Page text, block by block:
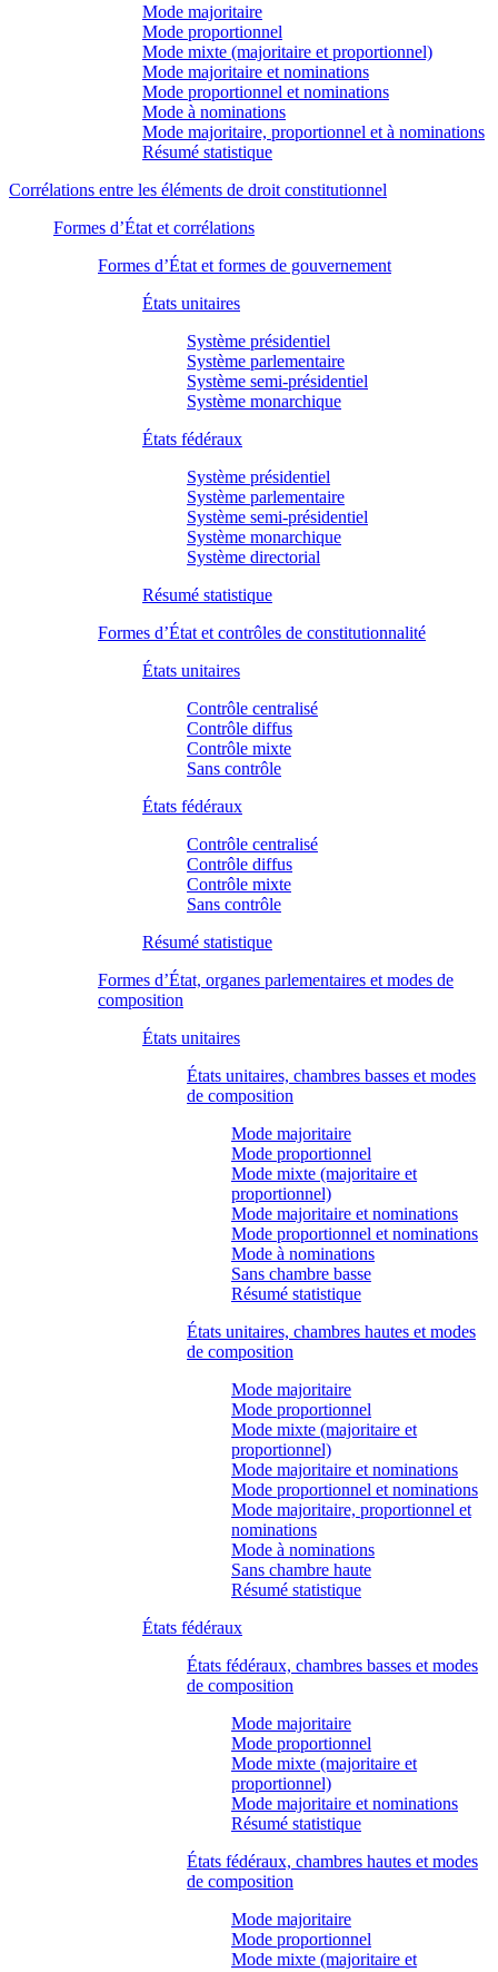
Mode majoritaire
Mode proportionnel
Mode mixte (majoritaire et proportionnel)
Mode majoritaire et nominations
Mode proportionnel et nominations
Mode à nominations
Mode majoritaire, proportionnel et à nominations
Résumé statistique
Corrélations entre les éléments de droit constitutionnel
Formes d’État et corrélations
Formes d’État et formes de gouvernement
États unitaires
Système présidentiel
Système parlementaire
Système semi-présidentiel
Système monarchique
États fédéraux
Système présidentiel
Système parlementaire
Système semi-présidentiel
Système monarchique
Système directorial
Résumé statistique
Formes d’État et contrôles de constitutionnalité
États unitaires
Contrôle centralisé
Contrôle diffus
Contrôle mixte
Sans contrôle
États fédéraux
Contrôle centralisé
Contrôle diffus
Contrôle mixte
Sans contrôle
Résumé statistique
Formes d’État, organes parlementaires et modes de
composition
États unitaires
États unitaires, chambres basses et modes
de composition
Mode majoritaire
Mode proportionnel
Mode mixte (majoritaire et
proportionnel)
Mode majoritaire et nominations
Mode proportionnel et nominations
Mode à nominations
Sans chambre basse
Résumé statistique
États unitaires, chambres hautes et modes
de composition
Mode majoritaire
Mode proportionnel
Mode mixte (majoritaire et
proportionnel)
Mode majoritaire et nominations
Mode proportionnel et nominations
Mode majoritaire, proportionnel et
nominations
Mode à nominations
Sans chambre haute
Résumé statistique
États fédéraux
États fédéraux, chambres basses et modes
de composition
Mode majoritaire
Mode proportionnel
Mode mixte (majoritaire et
proportionnel)
Mode majoritaire et nominations
Résumé statistique
États fédéraux, chambres hautes et modes
de composition
Mode majoritaire
Mode proportionnel
Mode mixte (majoritaire et